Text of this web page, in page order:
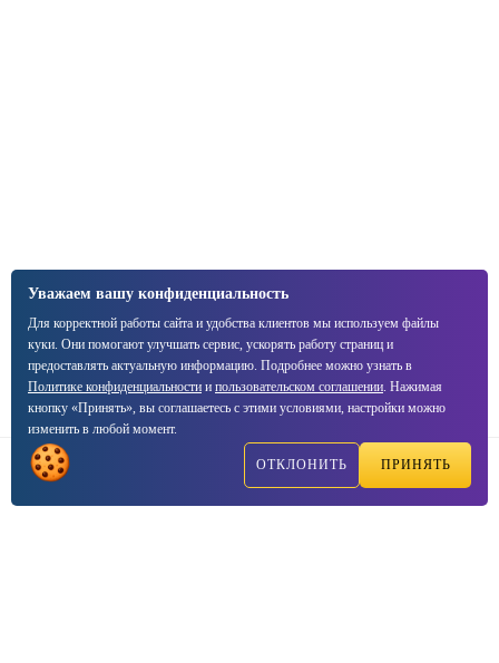
Позвонить
Уважаем вашу конфиденциальность
Для корректной работы сайта и удобства клиентов мы используем файлы
куки. Они помогают улучшать сервис, ускорять работу страниц и
предоставлять актуальную информацию. Подробнее можно узнать в
Политике конфиденциальности и пользовательском соглашении. Нажимая
кнопку «Принять», вы соглашаетесь с этими условиями, настройки можно
изменить в любой момент.
ОТКЛОНИТЬ ПРИНЯТЬ